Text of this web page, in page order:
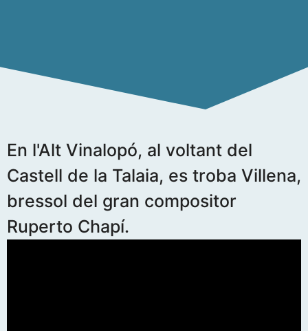
En l'Alt Vinalopó, al voltant del
Castell de la Talaia, es troba Villena,
bressol del gran compositor
Ruperto Chapí.